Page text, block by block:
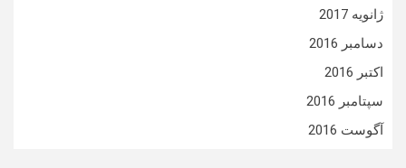
ژانویه 2017
دسامبر 2016
اکتبر 2016
سپتامبر 2016
آگوست 2016